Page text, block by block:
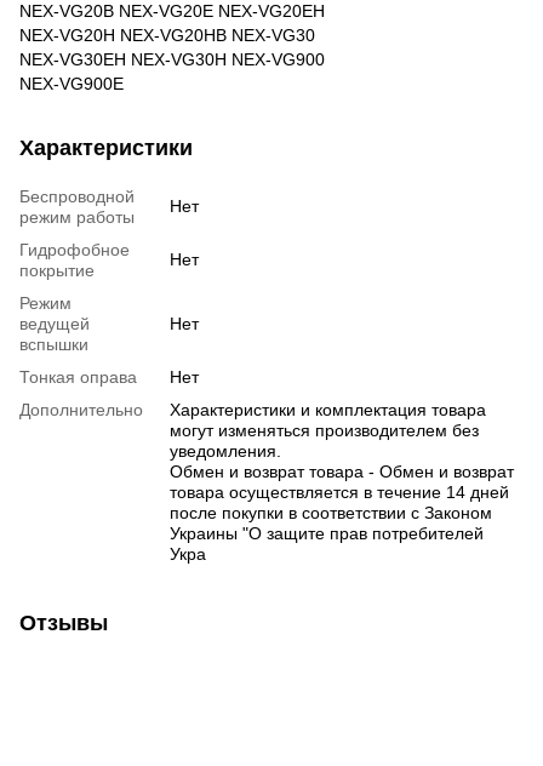
NEX-VG20B NEX-VG20E NEX-VG20EH
NEX-VG20H NEX-VG20HB NEX-VG30
NEX-VG30EH NEX-VG30H NEX-VG900
NEX-VG900E
Характеристики
Беспроводной
режим работы
Нет
Гидрофобное
покрытие
Нет
Режим
ведущей
вспышки
Нет
Тонкая оправа
Нет
Дополнительно
Характеристики и комплектация товара
могут изменяться производителем без
уведомления.
Обмен и возврат товара - Обмен и возврат
товара осуществляется в течение 14 дней
после покупки в соответствии с Законом
Украины "О защите прав потребителей
Укра
Отзывы